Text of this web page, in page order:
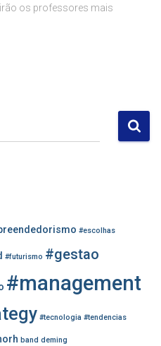
os professores mais
#escolhas
#futurismo #gestao
#management
#tecnologia #tendencias
band deming